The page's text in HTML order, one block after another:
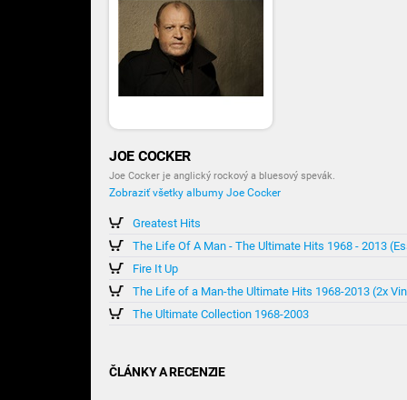
JOE COCKER
Joe Cocker je anglický rockový a bluesový spevák.
Zobraziť všetky albumy Joe Cocker
Greatest Hits
The Life Of A Man - The Ultimate Hits 1968 - 2013
Fire It Up
The Life of a Man-the Ultimate Hits 1968-2013 (2x
The Ultimate Collection 1968-2003
ČLÁNKY A RECENZIE